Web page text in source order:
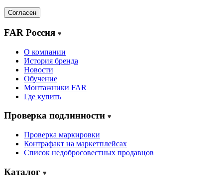
Согласен
FAR Россия
О компании
История бренда
Новости
Обучение
Монтажники FAR
Где купить
Проверка подлинности
Проверка маркировки
Контрафакт на маркетплейсах
Cписок недобросовестных продавцов
Каталог